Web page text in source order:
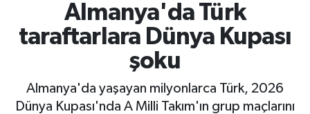
Almanya'da Türk
taraftarlara Dünya Kupası
şoku
Almanya'da yaşayan milyonlarca Türk, 2026
Dünya Kupası'nda A Milli Takım'ın grup maçlarını